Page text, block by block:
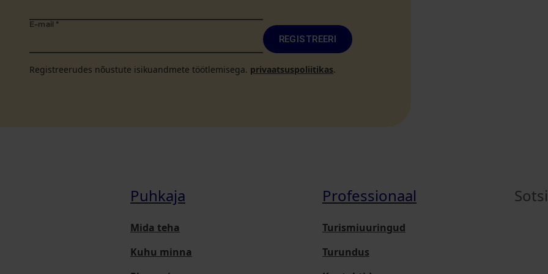
E-mail *
REGISTREERI
Registreerudes nõustute isikuandmete töötlemisega. privaatsuspoliitikas.
Puhkaja
Mida teha
Kuhu minna
Professionaal
Turismiuuringud
Turundus